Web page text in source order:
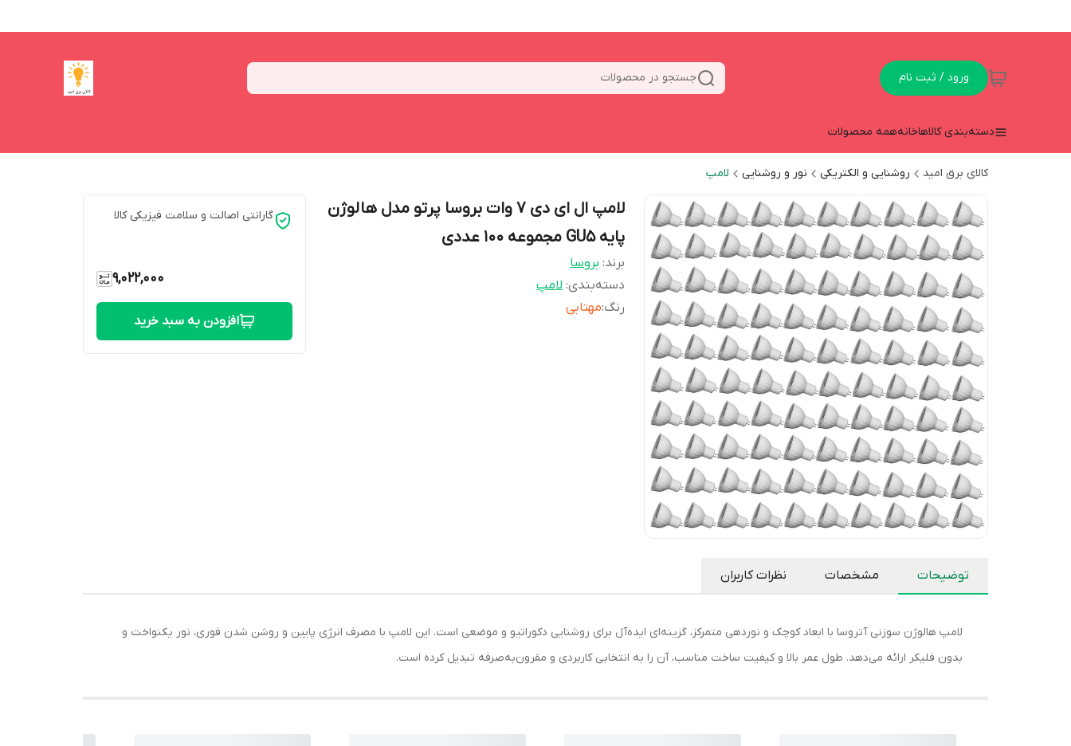
ورود / ثبت نام جستجو در محصولات
دسته‌بندی کالاهاخانههمه محصولات
کالای برق امید روشنایی و الکتریکی نور و روشنایی لامپ
لامپ ال ای دی 7 وات بروسا پرتو مدل هالوژن
پایه GU5 مجموعه 100 عددی
برند: بروسا
دسته‌بندی:لامپ
رنگ:مهتابی
گارانتی اصالت و سلامت فیزیکی کالا
9,022,000
افزودن به سبد خرید
توضیحات مشخصات نظرات کاربران
لامپ هالوژن سوزنی آتروسا با ابعاد کوچک و نوردهی متمرکز، گزینه‌ای ایده‌آل برای روشنایی دکوراتیو و موضعی است. این لامپ با مصرف انرژی پایین و روشن شدن فوری، نور یکنواخت و
بدون فلیکر ارائه می‌دهد. طول عمر بالا و کیفیت ساخت مناسب، آن را به انتخابی کاربردی و مقرون‌به‌صرفه تبدیل کرده است.